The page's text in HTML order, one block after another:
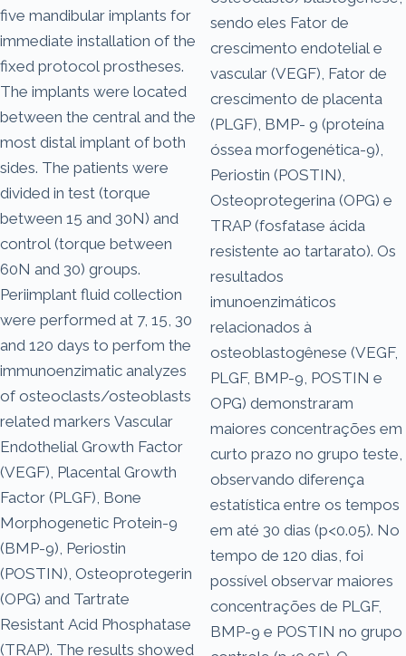
five mandibular implants for
immediate installation of the
fixed protocol prostheses.
The implants were located
between the central and the
most distal implant of both
sides. The patients were
divided in test (torque
between 15 and 30N) and
control (torque between
60N and 30) groups.
Periimplant fluid collection
were performed at 7, 15, 30
and 120 days to perfom the
immunoenzimatic analyzes
of osteoclasts/osteoblasts
related markers Vascular
Endothelial Growth Factor
(VEGF), Placental Growth
Factor (PLGF), Bone
Morphogenetic Protein-9
(BMP-9), Periostin
(POSTIN), Osteoprotegerin
(OPG) and Tartrate
Resistant Acid Phosphatase
(TRAP). The results showed
sendo eles Fator de
crescimento endotelial e
vascular (VEGF), Fator de
crescimento de placenta
(PLGF), BMP- 9 (proteína
óssea morfogenética-9),
Periostin (POSTIN),
Osteoprotegerina (OPG) e
TRAP (fosfatase ácida
resistente ao tartarato). Os
resultados
imunoenzimáticos
relacionados à
osteoblastogênese (VEGF,
PLGF, BMP-9, POSTIN e
OPG) demonstraram
maiores concentrações em
curto prazo no grupo teste,
observando diferença
estatística entre os tempos
em até 30 dias (p<0.05). No
tempo de 120 dias, foi
possível observar maiores
concentrações de PLGF,
BMP-9 e POSTIN no grupo